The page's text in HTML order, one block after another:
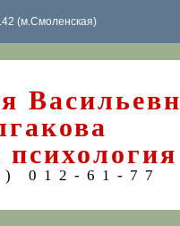
(м.Смоленская)
психология
012-61-77